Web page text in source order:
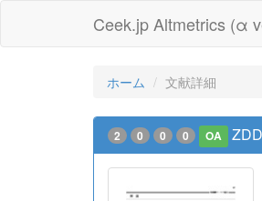
Ceek.jp Altmetrics (α
ホーム 文献詳細
2 0 0 0 OA